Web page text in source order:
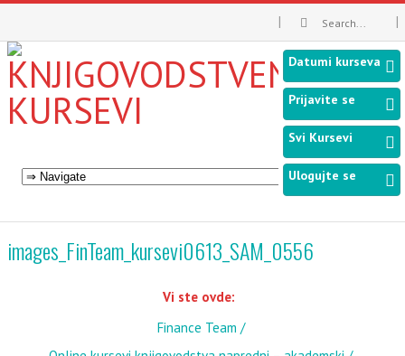
images_FinTeam_kursevi0613_SAM_0556
Vi ste ovde:
Finance Team
Datumi kurseva
Prijavite se
Svi Kursevi
Ulogujte se